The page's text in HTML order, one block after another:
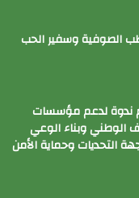
الصوفية وسفير الحب
ندوة لدعم مؤسسات
الوطني وبناء الوعي
التحديات وحماية الأمن